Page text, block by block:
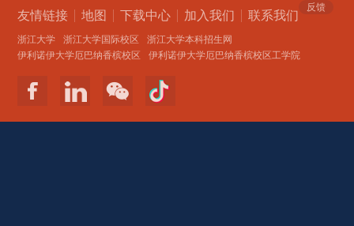
友情链接 地图 下载中心 加入我们 联系我们
反馈
浙江大学 浙江大学国际校区
浙江大学本科招生网
伊利诺伊大学厄巴纳香槟校区
伊利诺伊大学厄巴纳香槟校区工学院